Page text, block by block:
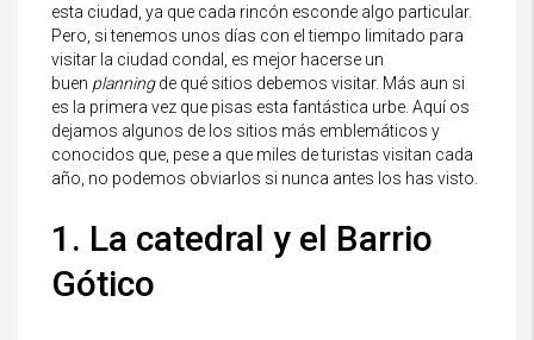
esta ciudad, ya que cada rincón esconde algo particular.
Pero, si tenemos unos días con el tiempo limitado para
visitar la ciudad condal, es mejor hacerse un
buen planningde qué sitios debemos visitar. Más aun si
es la primera vez que pisas esta fantástica urbe. Aquí os
dejamos algunos de los sitios más emblemáticos y
conocidos que, pese a que miles de turistas visitan cada
año, no podemos obviarlos si nunca antes los has visto.
1. La catedral y el Barrio
Gótico